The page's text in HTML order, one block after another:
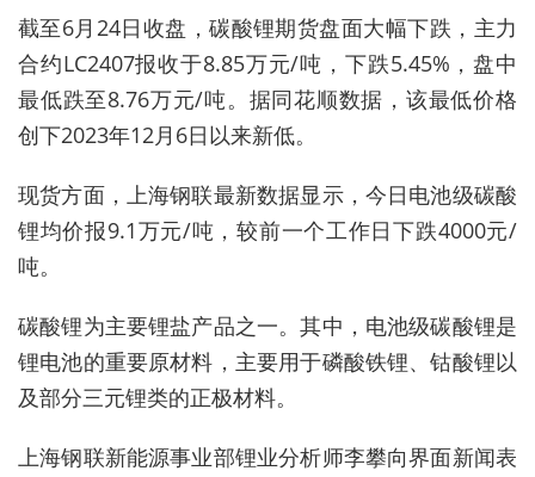
截至6月24日收盘，碳酸锂期货盘面大幅下跌，主力
合约LC2407报收于8.85万元/吨，下跌5.45%，盘中
最低跌至8.76万元/吨。据同花顺数据，该最低价格
创下2023年12月6日以来新低。
现货方面，上海钢联最新数据显示，今日电池级碳酸
锂均价报9.1万元/吨，较前一个工作日下跌4000元/
吨。
碳酸锂为主要锂盐产品之一。其中，电池级碳酸锂是
锂电池的重要原材料，主要用于磷酸铁锂、钴酸锂以
及部分三元锂类的正极材料。
上海钢联新能源事业部锂业分析师李攀向界面新闻表